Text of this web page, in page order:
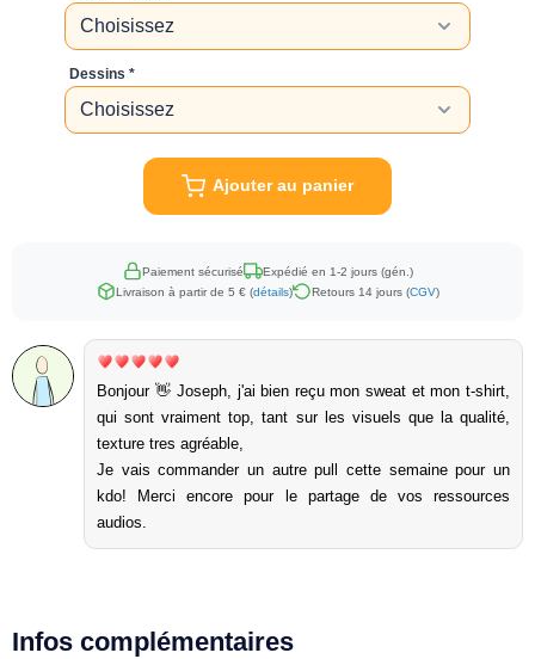
Dessins
Ajouter au panier
Paiement sécurisé
Expédié en 1-2 jours (gén.)
Livraison à partir de 5 € (détails) Retours 14 jours (CGV)
Bonjour 👋 Joseph, j'ai bien reçu mon sweat et mon t-shirt,
qui sont vraiment top, tant sur les visuels que la qualité,
texture tres agréable,
Je vais commander un autre pull cette semaine pour un
kdo! Merci encore pour le partage de vos ressources
audios.
Infos complémentaires